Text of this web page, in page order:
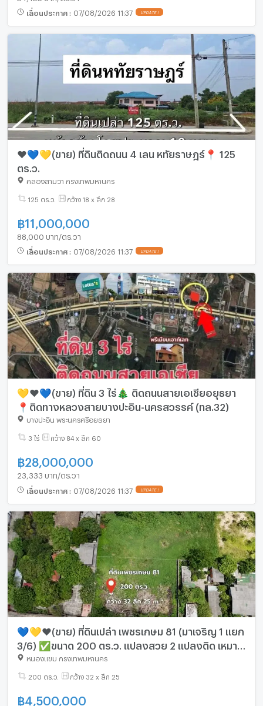
เลื่อนประกาศ : 07/08/2026 11:37 UPDATE !
❤️💙💛(ขาย) ที่ดินติดถนน 4 เลน หทัยราษฎร์📍 125
ตร.ว.
คลองสามวา กรุงเทพมหานคร
125 ตร.ว. กว้าง 18 x ลึก 28
฿11,000,000
88,000 บาท/ตร.วา
เลื่อนประกาศ : 07/08/2026 11:37 UPDATE !
💛❤️💙(ขาย) ที่ดิน 3 ไร่🎄 ติดถนนสายเอเชียอยุธยา
📍ติดทางหลวงสายบางปะอิน-นครสวรรค์ (ทล.32)
บางปะอิน พระนครศรีอยุธยา
3 ไร่ กว้าง 84 x ลึก 60
฿28,000,000
23,333 บาท/ตร.วา
เลื่อนประกาศ : 07/08/2026 11:37 UPDATE !
💙💛❤️(ขาย) ที่ดินเปล่า เพชรเกษม 81 (มาเจริญ 1 แยก
3/6) ✅ขนาด 200 ตร.ว. แปลงสวย 2 แปลงติด เหมาะ
ปลูกบ้าน
หนองแขม กรุงเทพมหานคร
200 ตร.ว. กว้าง 32 x ลึก 25
฿ 4,500,000